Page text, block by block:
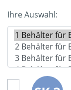
Ihre Auswahl: